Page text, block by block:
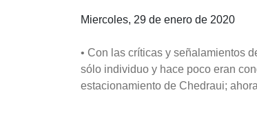
Miercoles, 29 de enero de 2020
• Con las críticas y señalamientos
sólo individuo y hace poco eran
estacionamiento de Chedraui;